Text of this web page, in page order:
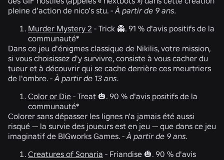
pleine d’action de nico’s stu. - À partir de 9 ans.
Murder Mystery 2 - Trick 👻. 91 % d'avis positifs de la
communauté*
Dans ce jeu d'énigmes classique de Nikilis, votre mission,
si vous choisissez d'y survivre, consiste à vous cacher du
tueur et à découvrir qui se cache derrière ces meurtriers
de l'ombre. - À partir de 13 ans.
Color or Die - Treat 🎃. 90 % d'avis positifs de la
communauté*
Colorer sans dépasser les lignes n’a jamais été aussi
risqué — la survie des joueurs est en jeu — que dans ce jeu
imaginatif de BIGworks Games. - À partir de 9 ans.
Creatures of Sonaria - Friandise 🎃. 90 % d'avis